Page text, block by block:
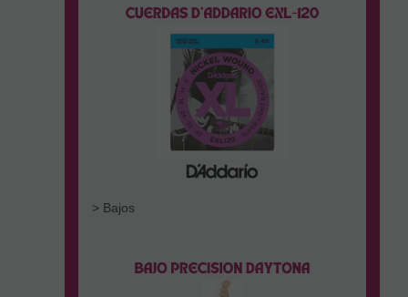
> Bajos